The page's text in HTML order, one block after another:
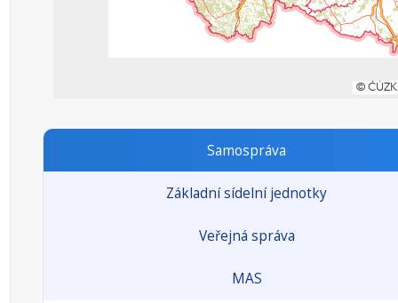
Samospráva
Základní sídelní jednotky
Veřejná správa
MAS